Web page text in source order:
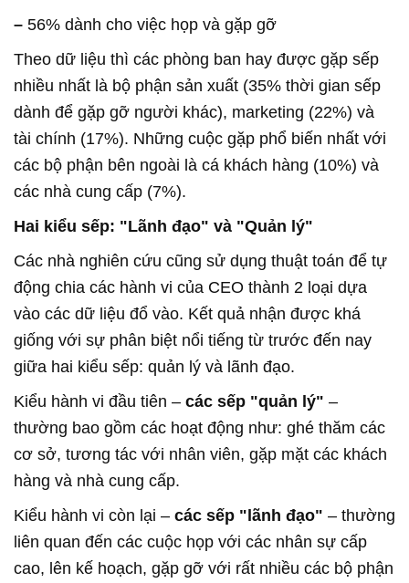
– 56% dành cho việc họp và gặp gỡ
Theo dữ liệu thì các phòng ban hay được gặp sếp
nhiều nhất là bộ phận sản xuất (35% thời gian sếp
dành để gặp gỡ người khác), marketing (22%) và
tài chính (17%). Những cuộc gặp phổ biến nhất với
các bộ phận bên ngoài là cá khách hàng (10%) và
các nhà cung cấp (7%).
Hai kiểu sếp: "Lãnh đạo" và "Quản lý"
Các nhà nghiên cứu cũng sử dụng thuật toán để tự
động chia các hành vi của CEO thành 2 loại dựa
vào các dữ liệu đổ vào. Kết quả nhận được khá
giống với sự phân biệt nổi tiếng từ trước đến nay
giữa hai kiểu sếp: quản lý và lãnh đạo.
Kiểu hành vi đầu tiên – các sếp "quản lý" –
thường bao gồm các hoạt động như: ghé thăm các
cơ sở, tương tác với nhân viên, gặp mặt các khách
hàng và nhà cung cấp.
Kiểu hành vi còn lại – các sếp "lãnh đạo" – thường
liên quan đến các cuộc họp với các nhân sự cấp
cao, lên kế hoạch, gặp gỡ với rất nhiều các bộ phận